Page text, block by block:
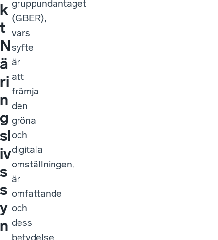
k
t
N
ä
ri
n
g
sl
iv
s
s
y
n
gruppundantaget
(GBER),
vars
syfte
är
att
främja
den
gröna
och
digitala
omställningen,
är
omfattande
och
dess
betydelse